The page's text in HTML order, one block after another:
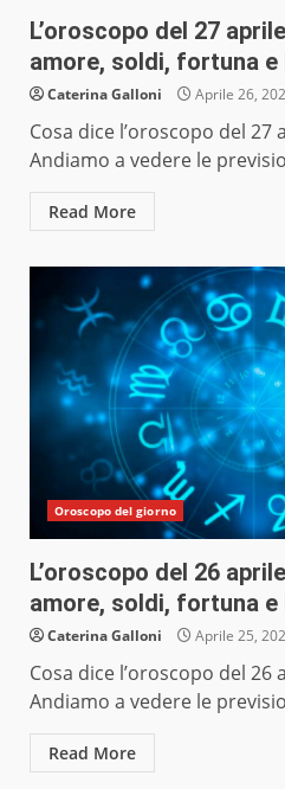
L’oroscopo del 27
amore, soldi, fortuna e
Caterina Galloni Aprile 26,
Cosa dice l’oroscopo del
Andiamo a vedere le
Read More
Oroscopo del giorno
L’oroscopo del 26
amore, soldi, fortuna e
Caterina Galloni Aprile 25,
Cosa dice l’oroscopo del
Andiamo a vedere le
Read More